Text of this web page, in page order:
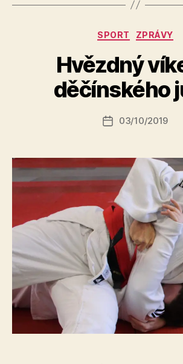
Rubriky
SPORT ZPRÁVY
Hvězdný
děčínského
Autor
příspěvku
A
u
o
a
s
o
Datum
03/10/2019